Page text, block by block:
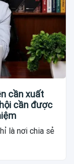
cần xuất
cần được
là nơi chia sẻ